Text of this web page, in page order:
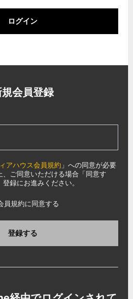
ログイン
規会員登録
アハウス会員規約 」への同意が必要
ご同意いただける場合「同意す
録にお進みください。
員規約に同意する
登録する